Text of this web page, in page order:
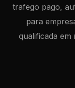
trafego pago,
para
qualificada em